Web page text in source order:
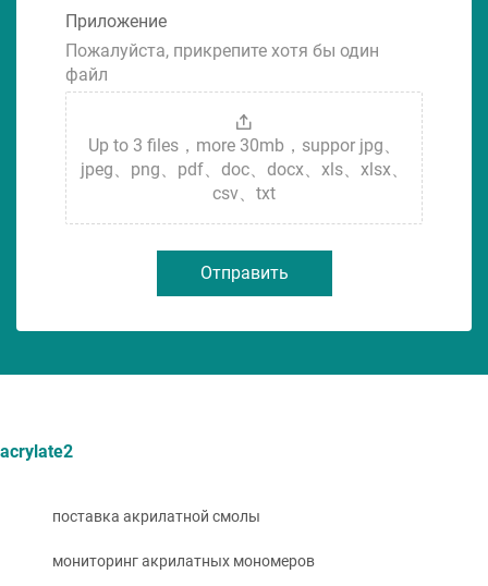
Приложение
Пожалуйста, прикрепите хотя бы один
файл
Up to 3 files，more 30mb，suppor jpg、
jpeg、png、pdf、doc、docx、xls、xlsx、
csv、txt
Отправить
acrylate2
поставка акрилатной смолы
мониторинг акрилатных мономеров